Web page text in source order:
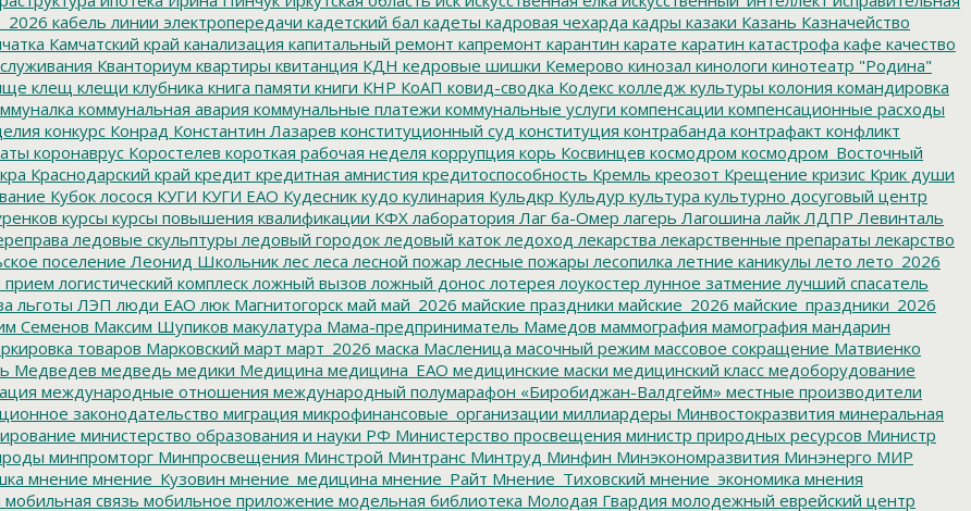
кабель линии электропередачи кадетский бал кадеты кадровая чехарда кадры казаки Казань Казначейство
Камчатский край канализация капитальный ремонт капремонт карантин карате каратин катастрофа кафе качество
Кванториум квартиры квитанция КДН кедровые шишки Кемерово кинозал кинологи кинотеатр "Родина"
клещ клещи клубника книга памяти книги КНР КоАП ковид-сводка Кодекс колледж культуры колония командировка
коммунальная авария коммунальные платежи коммунальные услуги компенсации компенсационные расходы
конкурс Конрад Константин Лазарев конституционный суд конституция контрабанда контрафакт конфликт
коронаврус Коростелев короткая рабочая неделя коррупция корь Косвинцев космодром космодром_Восточный
Краснодарский край кредит кредитная амнистия кредитоспособность Кремль креозот Крещение кризис Крик души
Кубок лосося КУГИ КУГИ ЕАО Кудесник кудо кулинария Кульдкр Кульдур культура культурно досуговый центр
курсы курсы повышения квалификации КФХ лаборатория Лаг ба-Омер лагерь Лагошина лайк ЛДПР Левинталь
ледовые скульптуры ледовый городок ледовый каток ледоход лекарства лекарственные препараты лекарство
поселение Леонид Школьник лес леса лесной пожар лесные пожары лесопилка летние каникулы лето лето_2026
прием логистический комплеск ложный вызов ложный донос лотерея лоукостер лунное затмение лучший спасатель
льготы ЛЭП люди ЕАО люк Магнитогорск май май_2026 майские праздники майские_2026 майские_праздники_2026
Семенов Максим Шупиков макулатура Мама-предприниматель Мамедов маммография мамография мандарин
товаров Марковский март март_2026 маска Масленица масочный режим массовое сокращение Матвиенко
Медведев медведь медики Медицина медицина_ЕАО медицинские маски медицинский класс медоборудование
международные отношения международный полумарафон «Биробиджан-Валдгейм» местные производители
законодательство миграция микрофинансовые_организации миллиардеры Минвостокразвития минеральная
министерство образования и науки РФ Министерство просвещения министр природных ресурсов Министр
минпромторг Минпросвещения Минстрой Минтранс Минтруд Минфин Минэкономразвития Минэнерго МИР
мнение мнение_Кузовин мнение_медицина мнение_Райт Мнение_Тиховский мнение_экономика мнения
мобильная связь мобильное приложение модельная библиотека Молодая Гвардия молодежный еврейский центр